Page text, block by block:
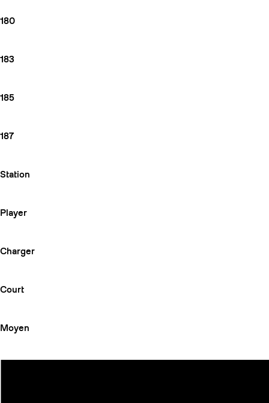
180
183
185
187
Station
Player
Charger
Court
Moyen